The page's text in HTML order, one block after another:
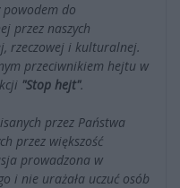
powodem do
przez naszych
rzeczowej i kulturalnej.
przeciwnikiem hejtu w
"Stop hejt".
przez Państwa
przez większość
prowadzona w
i nie urażała uczuć osób